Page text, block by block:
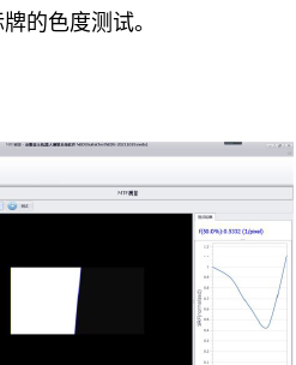
的色度测试。